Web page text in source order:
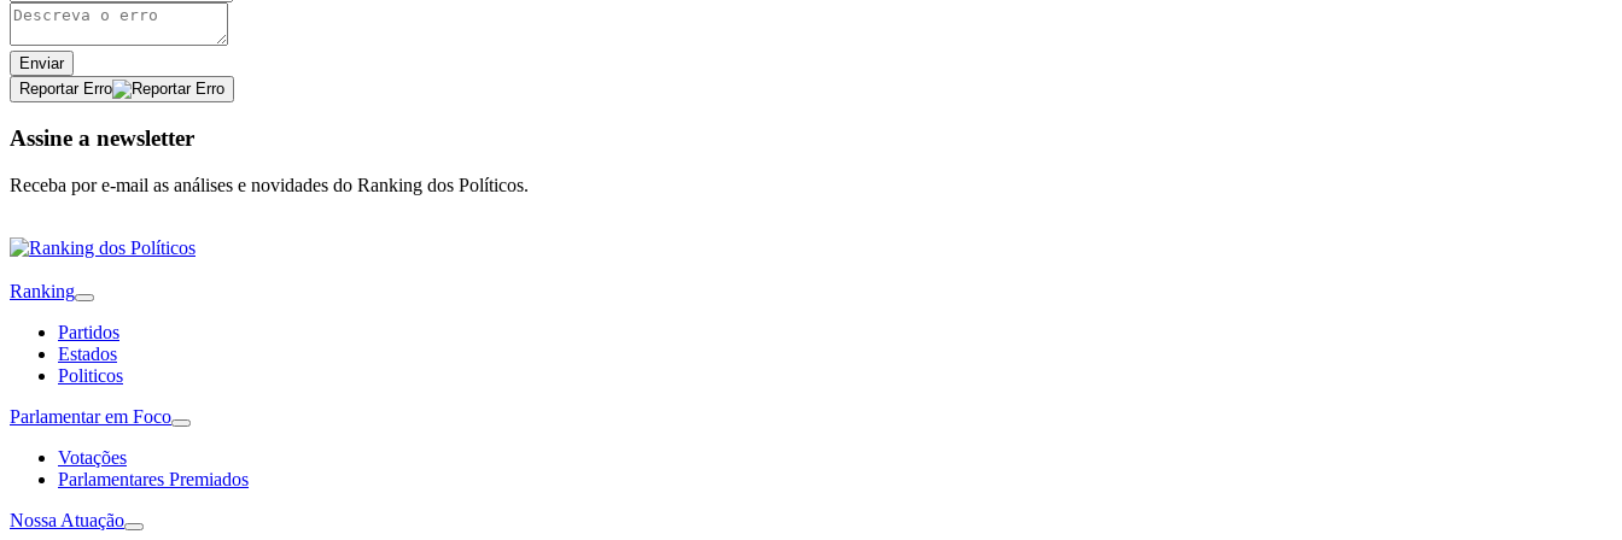
Enviar
Reportar Erro
Assine a newsletter
Receba por e-mail as análises e novidades do Ranking dos Políticos.
Ranking
Partidos
Estados
Politicos
Parlamentar em Foco
Votações
Parlamentares Premiados
Nossa Atuação